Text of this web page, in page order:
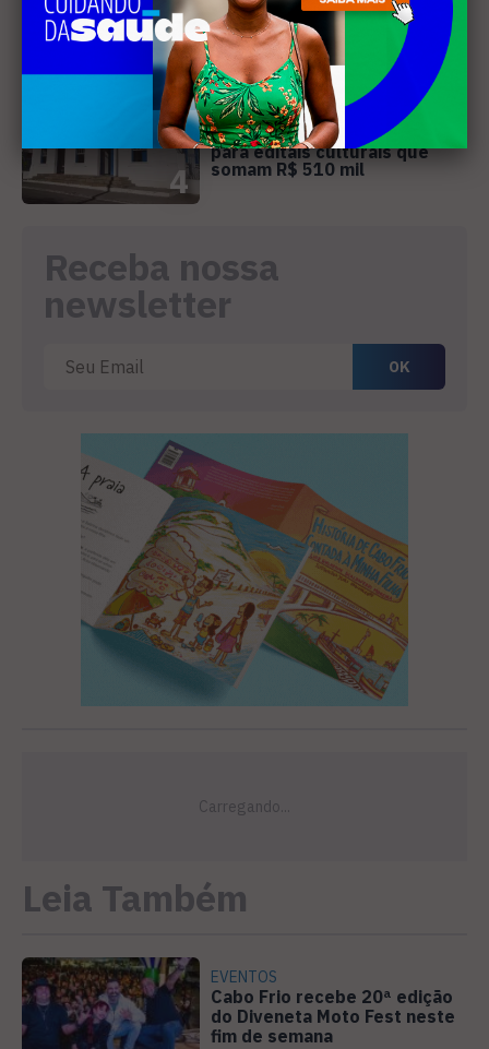
3
4
CULTURA
Cabo Frio abre inscrições
para editais culturais que
somam R$ 510 mil
Receba nossa
newsletter
Leia Também
EVENTOS
Cabo Frio recebe 20ª edição
do Diveneta Moto Fest neste
fim de semana